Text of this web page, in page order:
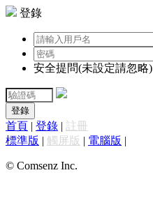
登錄
安全提問(未設定請忽略)
登錄
首頁 | 登錄 | 註冊
標準版 | 觸屏版 | 電腦版 |
© Comsenz Inc.